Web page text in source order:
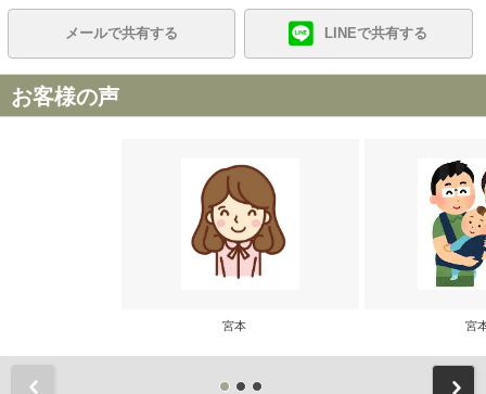
メールで共有する LINEで共有する
お客様の声
宮本 宮